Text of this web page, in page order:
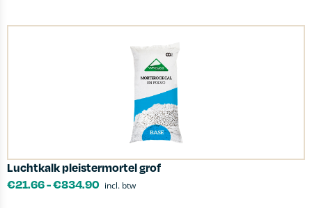
Luchtkalk pleistermortel grof
€21.66-€834.90 incl. btw